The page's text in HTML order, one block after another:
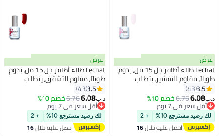
192
عرض
Lechat طلاء أظافر جل 15 مل، يدوم
طويلاً، مقاوم للتقشير، يتطلب
فوق البنفسجية وردي لامع Nbgp25
3.5
43
د.ب‏6.08
6.76خصم 10%
أقل سعر في 7 يوم
أقل سعر في 7 يوم
لك رصيد مسترجع 10% + 2
احصل عليه خلال16
192
عرض
Lechat طلاء أظافر جل 15 مل، يدوم
طويلاً، مقاوم للتشقق، يتطلب
التجفيف تحت مصباح الأشعة فوق
البنفسجية LED أحمر غني Nbgp31
3.5
43
د.ب‏6.08
6.76خصم 10%
أقل سعر في 7 يوم
أقل سعر في 7 يوم
لك رصيد مسترجع 10% + 2
احصل عليه خلال16